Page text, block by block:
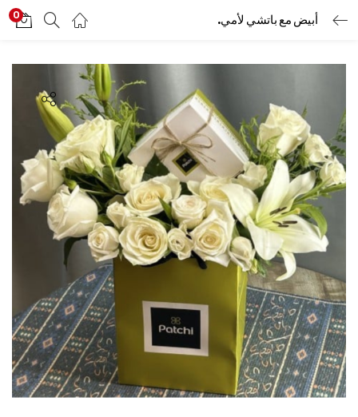
أبيض مع باتشي لأمي. 0